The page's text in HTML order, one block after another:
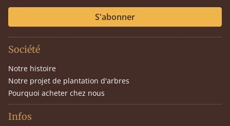
S'abonner
Société
Notre histoire
Notre projet de plantation d'arbres
Pourquoi acheter chez nous
Infos